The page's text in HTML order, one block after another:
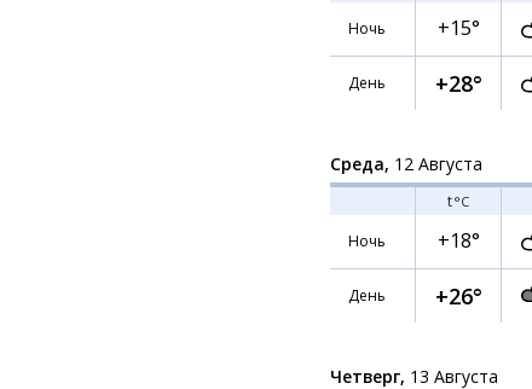
Ночь
+15°
День +28°
Среда, 12 Августа
t°C
Ночь
+18°
День +26°
Четверг, 13 Августа